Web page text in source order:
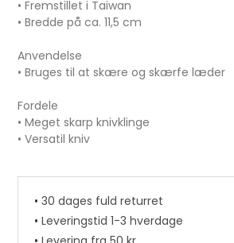
• Fremstillet i Taiwan
• Bredde på ca. 11,5 cm
Anvendelse
• Bruges til at skære og skærfe læder
Fordele
• Meget skarp knivklinge
• Versatil kniv
•30 dages fuld returret
•Leveringstid 1-3 hverdage